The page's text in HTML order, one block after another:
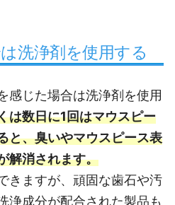
洗浄剤を使用する
感じた場合は洗浄剤を使用
は数日に1回はマウスピー
と、臭いやマウスピース表
解消されます。
きますが、頑固な歯石や汚
浄成分が配合された製品も